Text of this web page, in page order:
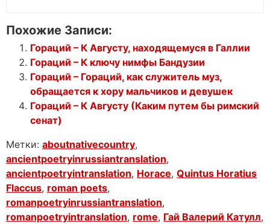
Похожие Записи:
Гораций – К Августу, находящемуся в Галлии
Гораций – К ключу нимфы Бандузии
Гораций – Гораций, как служитель муз,
обращается к хору мальчиков и девушек
Гораций – К Августу (Каким путем бы римский
сенат)
Метки: aboutnativecountry,
ancientpoetryinrussiantranslation,
ancientpoetryintranslation, Horace, Quintus Horatius
Flaccus, roman poets,
romanpoetryinrussiantranslation,
romanpoetryintranslation, rome, Гай Валерий Катулл,